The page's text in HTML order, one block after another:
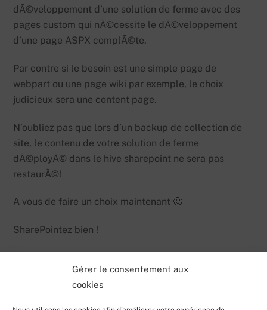
Gérer le consentement aux
cookies
dÃ©veloppement d’une solution de ferme avec des
pages custom qui nÃ©cessite le dÃ©veloppement
d’une page ASPX complÃ©te.
Par contre si le besoin est une simple page de
webpart ou une page wiki par exemple, le choix
judicieux sera une content page.
N’oubliez pas que lors d’un backup de collection de
site, le contenu de votre solution de ferme
dÃ©ployÃ© dans le hive sharepoint ne sera pas
restaurÃ©!
A vous de faire un choix maintenant 🙂
SharePointez bien !